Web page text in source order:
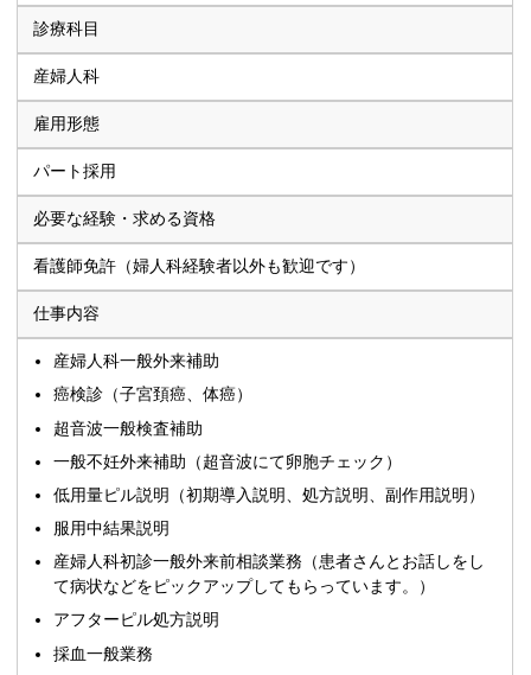
診療科目
産婦人科
雇用形態
パート採用
必要な経験・求める資格
看護師免許（婦人科経験者以外も歓迎です）
仕事内容
産婦人科一般外来補助
癌検診（子宮頚癌、体癌）
超音波一般検査補助
一般不妊外来補助（超音波にて卵胞チェック）
低用量ピル説明（初期導入説明、処方説明、副作用説明）
服用中結果説明
産婦人科初診一般外来前相談業務（患者さんとお話しをし
て病状などをピックアップしてもらっています。）
アフターピル処方説明
採血一般業務